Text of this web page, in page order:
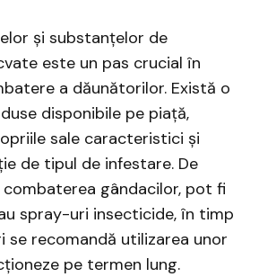
și substanțelor de
este un pas crucial în
a dăunătorilor. Există o
disponibile pe piață,
sale caracteristici și
de tipul de infestare. De
gândacilor, pot fi
spray-uri insecticide, în timp
se recomandă utilizarea unor
pe termen lung.